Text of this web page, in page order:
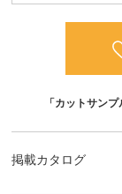
「カットサン
掲載カタログ